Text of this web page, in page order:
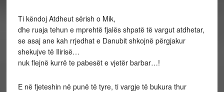
Ti këndoj Atdheut sërish o Mik,
dhe ruaja tehun e mprehtë fjalës shpatë të vargut atdhetar,
se asaj ane kah rrjedhat e Danubit shkojnë përgjakur
shekujve të Ilirisë…
nuk flejnë kurrë te pabesët e vjetër barbar…!
E në fjeteshin në punë të tyre, ti vargje të bukura thur